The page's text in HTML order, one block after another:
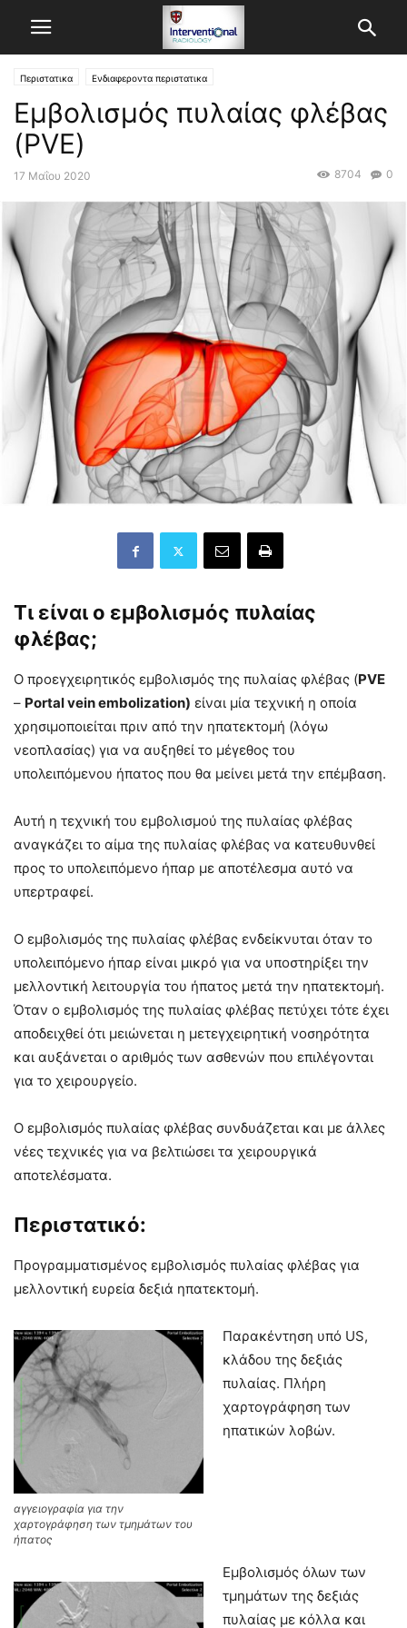
Περιστατικα Ενδιαφεροντα περιστατικα
Εμβολισμός πυλαίας φλέβας
(PVE)
17 Μαΐου 2020 0
8704
Τι είναι ο εμβολισμός πυλαίας
φλέβας;
Ο προεγχειρητικός εμβολισμός της πυλαίας φλέβας (PVE
– Portal vein embolization) είναι μία τεχνική η οποία
χρησιμοποιείται πριν από την ηπατεκτομή (λόγω
νεοπλασίας) για να αυξηθεί το μέγεθος του
υπολειπόμενου ήπατος που θα μείνει μετά την επέμβαση.
Αυτή η τεχνική του εμβολισμού της πυλαίας φλέβας
αναγκάζει το αίμα της πυλαίας φλέβας να κατευθυνθεί
προς το υπολειπόμενο ήπαρ με αποτέλεσμα αυτό να
υπερτραφεί.
Ο εμβολισμός της πυλαίας φλέβας ενδείκνυται όταν το
υπολειπόμενο ήπαρ είναι μικρό για να υποστηρίξει την
μελλοντική λειτουργία του ήπατος μετά την ηπατεκτομή.
Όταν ο εμβολισμός της πυλαίας φλέβας πετύχει τότε έχει
αποδειχθεί ότι μειώνεται η μετεγχειρητική νοσηρότητα
και αυξάνεται ο αριθμός των ασθενών που επιλέγονται
για το χειρουργείο.
Ο εμβολισμός πυλαίας φλέβας συνδυάζεται και με άλλες
νέες τεχνικές για να βελτιώσει τα χειρουργικά
αποτελέσματα.
Περιστατικό:
Προγραμματισμένος εμβολισμός πυλαίας φλέβας για
μελλοντική ευρεία δεξιά ηπατεκτομή.
αγγειογραφία για την
χαρτογράφηση των τμημάτων του
ήπατος
Παρακέντηση υπό US,
κλάδου της δεξιάς
πυλαίας. Πλήρη
χαρτογράφηση των
ηπατικών λοβών.
Εμβολισμός όλων των
τμημάτων της δεξιάς
πυλαίας με κόλλα και